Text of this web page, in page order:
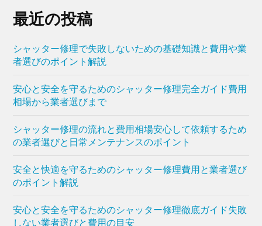
最近の投稿
シャッター修理で失敗しないための基礎知識と費用や業
者選びのポイント解説
安心と安全を守るためのシャッター修理完全ガイド費用
相場から業者選びまで
シャッター修理の流れと費用相場安心して依頼するため
の業者選びと日常メンテナンスのポイント
安全と快適を守るためのシャッター修理費用と業者選び
のポイント解説
安心と安全を守るためのシャッター修理徹底ガイド失敗
しない業者選びと費用の目安